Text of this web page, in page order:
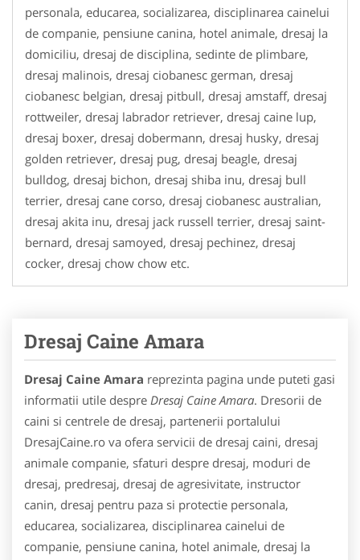
personala, educarea, socializarea, disciplinarea cainelui
de companie, pensiune canina, hotel animale, dresaj la
domiciliu, dresaj de disciplina, sedinte de plimbare,
dresaj malinois, dresaj ciobanesc german, dresaj
ciobanesc belgian, dresaj pitbull, dresaj amstaff, dresaj
rottweiler, dresaj labrador retriever, dresaj caine lup,
dresaj boxer, dresaj dobermann, dresaj husky, dresaj
golden retriever, dresaj pug, dresaj beagle, dresaj
bulldog, dresaj bichon, dresaj shiba inu, dresaj bull
terrier, dresaj cane corso, dresaj ciobanesc australian,
dresaj akita inu, dresaj jack russell terrier, dresaj saint-
bernard, dresaj samoyed, dresaj pechinez, dresaj
cocker, dresaj chow chow etc.
Dresaj Caine Amara
Dresaj Caine Amara reprezinta pagina unde puteti gasi
informatii utile despre Dresaj Caine Amara. Dresorii de
caini si centrele de dresaj, partenerii portalului
DresajCaine.ro va ofera servicii de dresaj caini, dresaj
animale companie, sfaturi despre dresaj, moduri de
dresaj, predresaj, dresaj de agresivitate, instructor
canin, dresaj pentru paza si protectie personala,
educarea, socializarea, disciplinarea cainelui de
companie, pensiune canina, hotel animale, dresaj la